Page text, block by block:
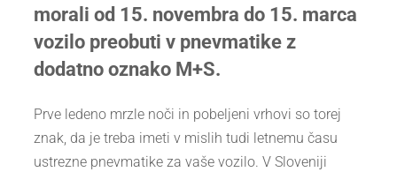
morali od 15. novembra do 15. marca
vozilo preobuti v pnevmatike z
dodatno oznako M+S.
Prve ledeno mrzle noči in pobeljeni vrhovi so torej
znak, da je treba imeti v mislih tudi letnemu času
ustrezne pnevmatike za vaše vozilo. V Sloveniji